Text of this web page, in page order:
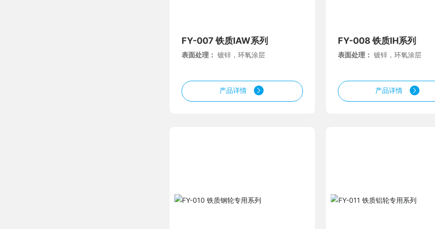
FY-007 铁质IAW系列
表面处理：镀锌，环氧涂层
产品详情
FY-008 铁质IH系列
表面处理： 镀锌，环氧涂层
产品详情